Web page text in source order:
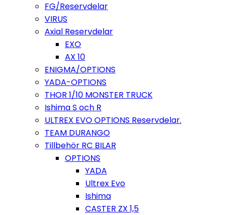
FG/Reservdelar
VIRUS
Axial Reservdelar
EXO
AX 10
ENIGMA/OPTIONS
YADA-OPTIONS
THOR 1/10 MONSTER TRUCK
Ishima S och R
ULTREX EVO OPTIONS Reservdelar.
TEAM DURANGO
Tillbehör RC BILAR
OPTIONS
YADA
Ultrex Evo
Ishima
CASTER ZX 1,5